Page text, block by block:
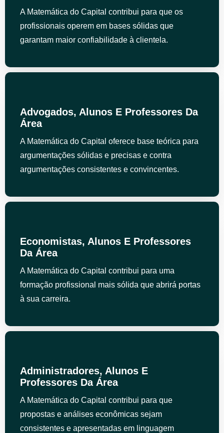
A Matemática do Capital contribui para que os
profissionais operem em bases sólidas que
garantam maior confiabilidade à clientela.
Advogados, Alunos E Professores Da
Área
A Matemática do Capital oferece base teórica para
argumentações sólidas e precisas e contra
argumentações consistentes e convincentes.
Economistas, Alunos E Professores
Da Área
A Matemática do Capital contribui para uma
formação profissional mais sólida que abrirá portas
à sua carreira.
Administradores, Alunos E
Professores Da Área
A Matemática do Capital contribui para que
propostas e análises econômicas sejam
consistentes e apresentadas em linguagem